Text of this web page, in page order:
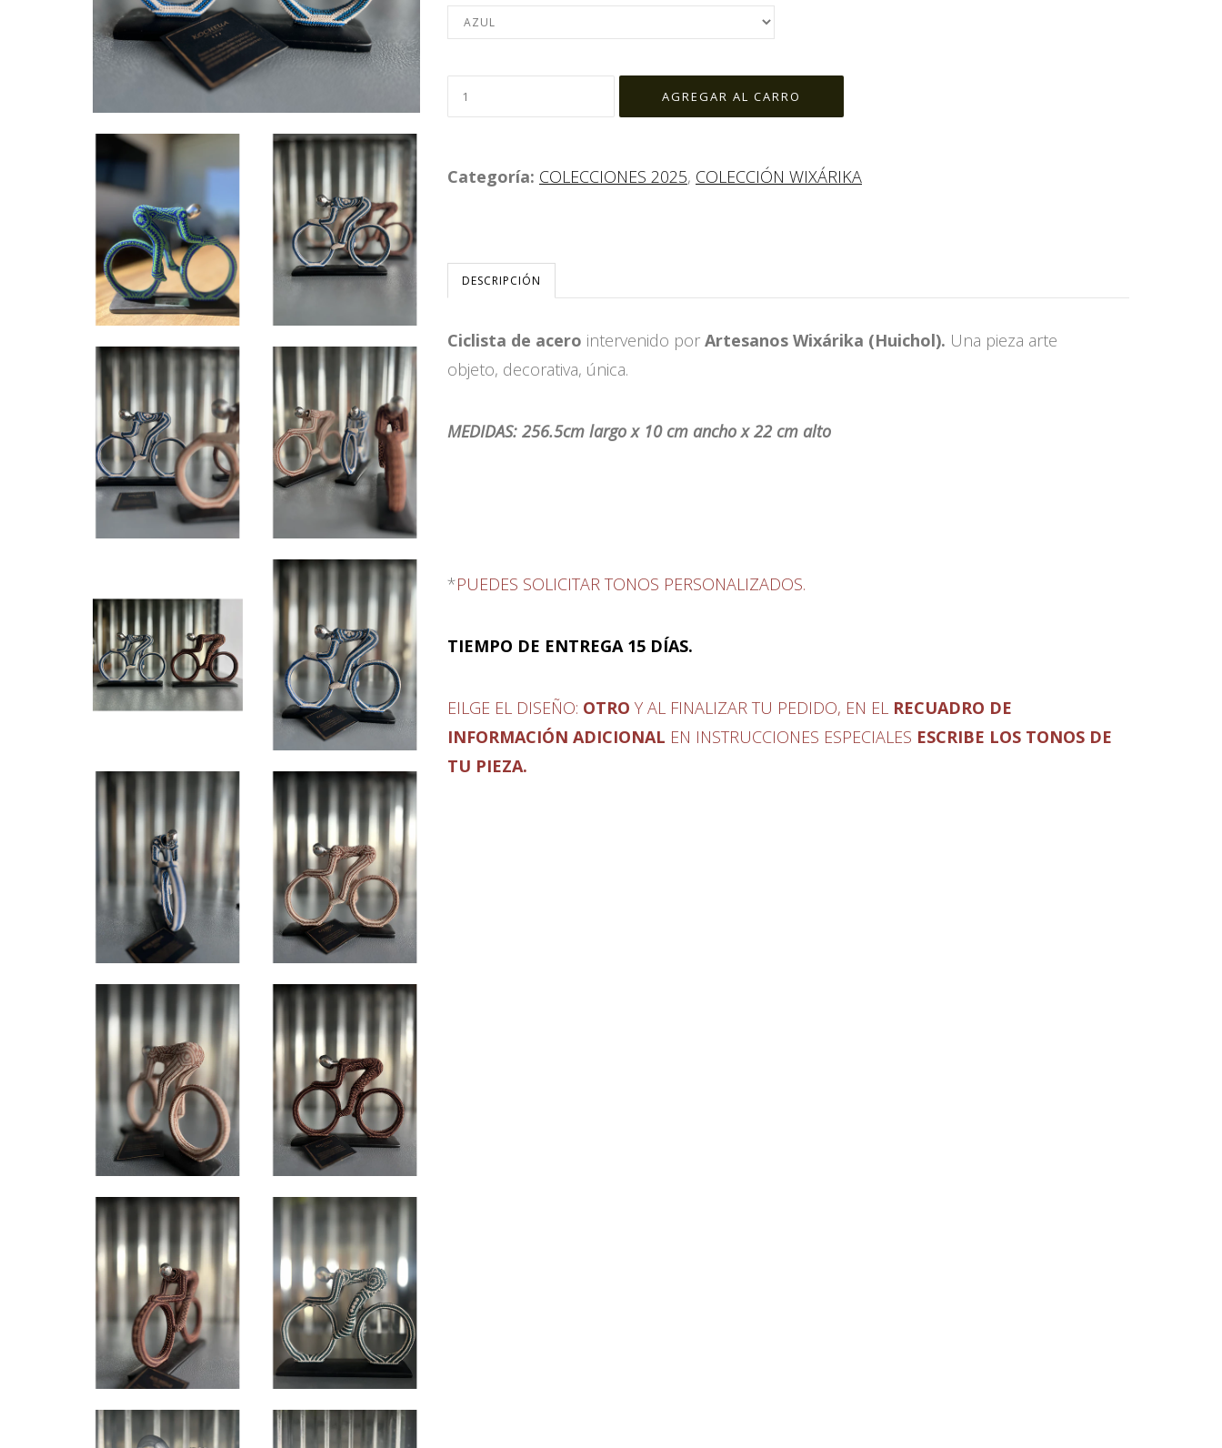
Categoría: COLECCIONES 2025, COLECCIÓN WIXÁRIKA
DESCRIPCIÓN
Ciclista de acero intervenido por Artesanos Wixárika (Huichol). Una pieza arte
objeto, decorativa, única.
MEDIDAS: 256.5cm largo x 10 cm ancho x 22 cm alto
*PUEDES SOLICITAR TONOS PERSONALIZADOS.
TIEMPO DE ENTREGA 15 DÍAS.
EILGE EL DISEÑO: OTRO Y AL FINALIZAR TU PEDIDO, EN EL RECUADRO DE
INFORMACIÓN ADICIONAL EN INSTRUCCIONES ESPECIALES ESCRIBE LOS TONOS DE
TU PIEZA.